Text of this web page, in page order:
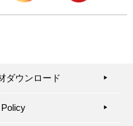
ダウンロード ▶︎
▶︎